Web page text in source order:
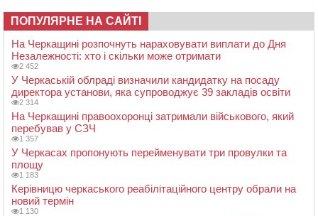
ПОПУЛЯРНЕ НА САЙТІ
На Черкащині розпочнуть нараховувати виплати до Дня
Незалежності: хто і скільки може отримати
2 452
У Черкаській облраді визначили кандидатку на посаду
директора установи, яка супроводжує 39 закладів освіти
2 314
На Черкащині правоохоронці затримали військового, який
перебував у СЗЧ
1 357
У Черкасах пропонують перейменувати три провулки та
площу
1 183
Керівницю черкаського реабілітаційного центру обрали на
новий термін
1 130